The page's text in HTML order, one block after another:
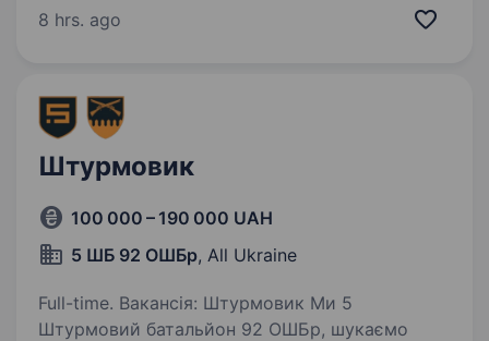
у бойових і розвідувальних завданнях;
8 hrs. ago
Штурмовик
100 000 – 190 000 UAH
5 ШБ 92 ОШБр, All Ukraine
Full-time. Вакансія: Штурмовик Ми 5
Штурмовий батальйон 92 ОШБр, шукаємо